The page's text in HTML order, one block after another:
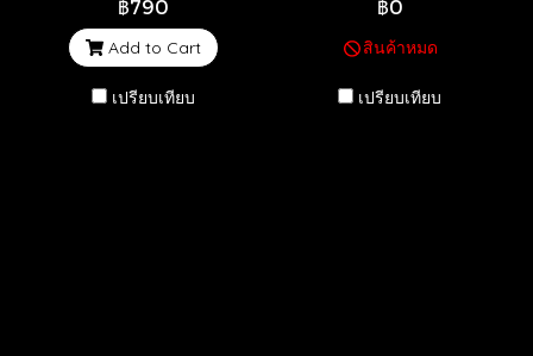
฿790
Add to Cart
เปรียบเทียบ
฿0
สินค้าหมด
เปรียบเทียบ